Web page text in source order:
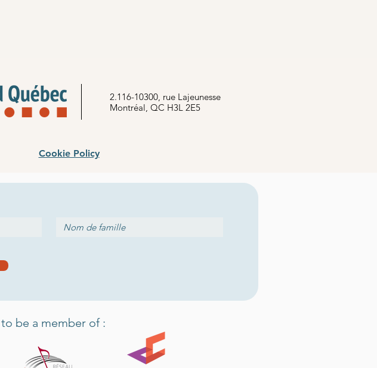
2.116-10300, rue Lajeunesse
Montréal, QC H3L 2E5
Cookie Policy
be a member of :